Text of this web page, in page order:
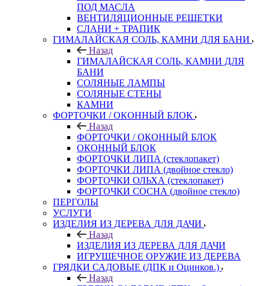
ПОД МАСЛА
ВЕНТИЛЯЦИОННЫЕ РЕШЕТКИ
СЛАНИ + ТРАПИК
ГИМАЛАЙСКАЯ СОЛЬ, КАМНИ ДЛЯ БАНИ
Назад
ГИМАЛАЙСКАЯ СОЛЬ, КАМНИ ДЛЯ
БАНИ
СОЛЯНЫЕ ЛАМПЫ
СОЛЯНЫЕ СТЕНЫ
КАМНИ
ФОРТОЧКИ / ОКОННЫЙ БЛОК
Назад
ФОРТОЧКИ / ОКОННЫЙ БЛОК
ОКОННЫЙ БЛОК
ФОРТОЧКИ ЛИПА (стеклопакет)
ФОРТОЧКИ ЛИПА (двойное стекло)
ФОРТОЧКИ ОЛЬХА (стеклопакет)
ФОРТОЧКИ СОСНА (двойное стекло)
ПЕРГОЛЫ
УСЛУГИ
ИЗДЕЛИЯ ИЗ ДЕРЕВА ДЛЯ ДАЧИ
Назад
ИЗДЕЛИЯ ИЗ ДЕРЕВА ДЛЯ ДАЧИ
ИГРУШЕЧНОЕ ОРУЖИЕ ИЗ ДЕРЕВА
ГРЯДКИ САДОВЫЕ (ДПК и Оцинков.)
Назад